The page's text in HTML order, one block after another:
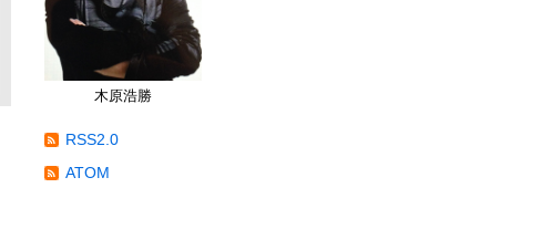
木原浩勝
RSS2.0
ATOM